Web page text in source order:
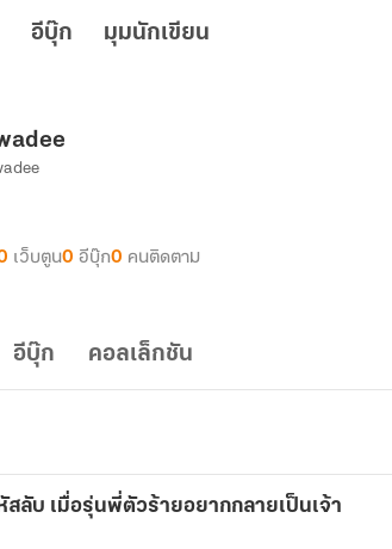
อีบุ๊ก มุมนักเขียน
เว็บตูน0 อีบุ๊ก0 คนติดตาม
อีบุ๊ก คอลเล็กชัน
สลับ เมื่อรุ่นพี่ตัวร้ายอยากกลายเป็นเจ้า